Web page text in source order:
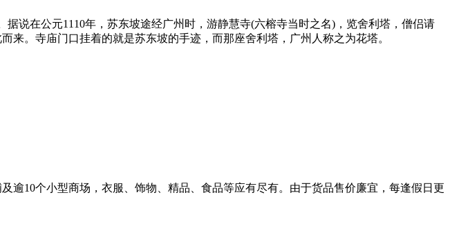
说在公元1110年，苏东坡途经广州时，游静慧寺(六榕寺当时之名)，览舍利塔，僧侣请
。寺庙门口挂着的就是苏东坡的手迹，而那座舍利塔，广州人称之为花塔。
逾10个小型商场，衣服、饰物、精品、食品等应有尽有。由于货品售价廉宜，每逢假日更